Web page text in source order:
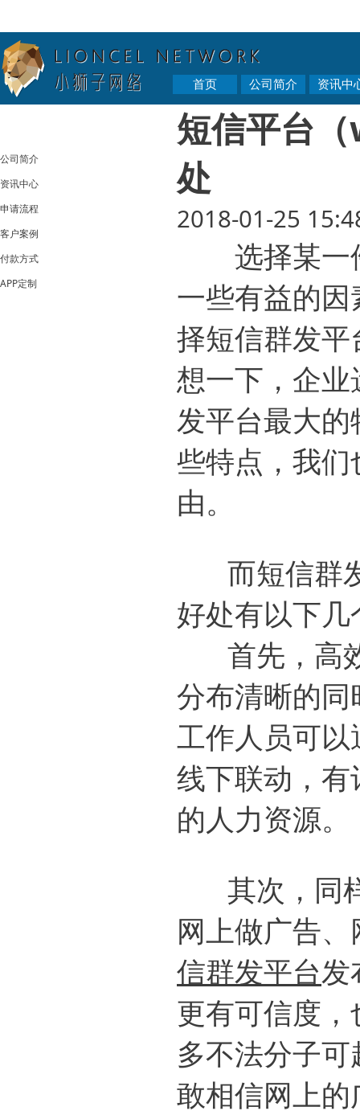
首页 公司简介 资讯中
公司简介
资讯中心
申请流程
客户案例
付款方式
APP定制
短信平台
处
2018-01-25
选择某一
一些有益的
择短信群发
想一下，企
发平台最大
些特点，我
由。
而短信群
好处有以下
首先，高效
分布清晰的
工作人员可
线下联动，
的人力资源。
其次，同样
网上做广告
信群发平台发
更有可信度
多不法分子
敢相信网上